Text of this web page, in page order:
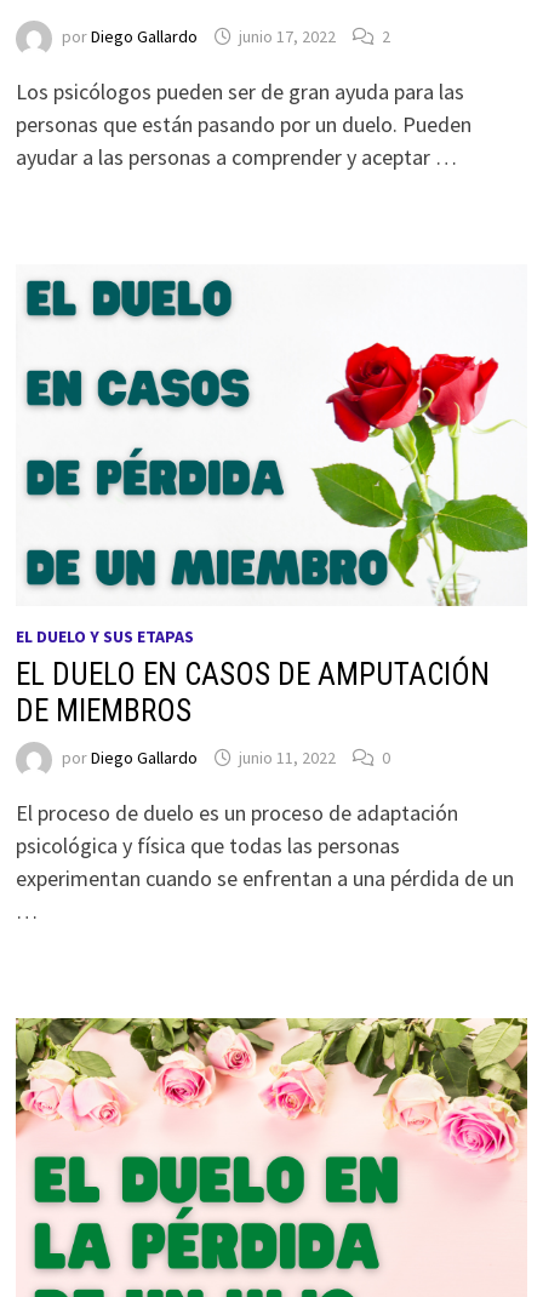
porDiego Gallardo junio 17, 2022 2
Los psicólogos pueden ser de gran ayuda para las
personas que están pasando por un duelo. Pueden
ayudar a las personas a comprender y aceptar …
EL DUELO Y SUS ETAPAS
EL DUELO EN CASOS DE AMPUTACIÓN
DE MIEMBROS
porDiego Gallardo junio 11, 2022 0
El proceso de duelo es un proceso de adaptación
psicológica y física que todas las personas
experimentan cuando se enfrentan a una pérdida de un
…